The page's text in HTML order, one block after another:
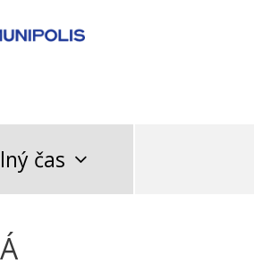
čas